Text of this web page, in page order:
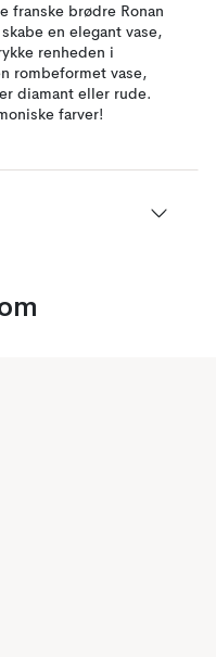
franske brødre Ronan
en elegant vase,
renheden i
rombeformet vase,
diamant eller rude.
farver!